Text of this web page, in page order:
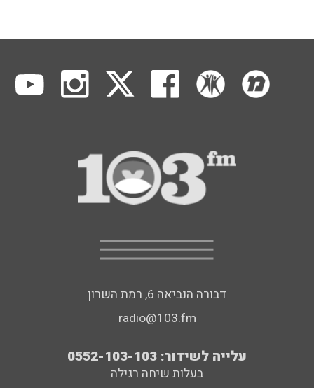
דבורה הנביאה 6, רמת השרון
radio@103.fm
עלייה לשידור: 0552-103-103
בעלות שיחה רגילה